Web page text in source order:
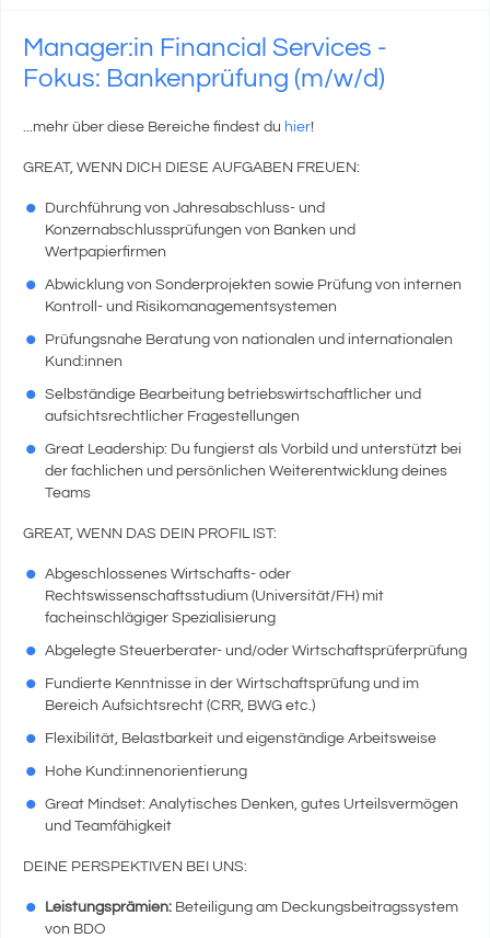
Manager:in Financial Services -
Fokus: Bankenprüfung (m/w/d)
...mehr über diese Bereiche findest du hier!
GREAT, WENN DICH DIESE AUFGABEN FREUEN:
Durchführung von Jahresabschluss- und
Konzernabschlussprüfungen von Banken und
Wertpapierfirmen
Abwicklung von Sonderprojekten sowie Prüfung von internen
Kontroll- und Risikomanagementsystemen
Prüfungsnahe Beratung von nationalen und internationalen
Kund:innen
Selbständige Bearbeitung betriebswirtschaftlicher und
aufsichtsrechtlicher Fragestellungen
Great Leadership: Du fungierst als Vorbild und unterstützt bei
der fachlichen und persönlichen Weiterentwicklung deines
Teams
GREAT, WENN DAS DEIN PROFIL IST:
Abgeschlossenes Wirtschafts- oder
Rechtswissenschaftsstudium (Universität/FH) mit
facheinschlägiger Spezialisierung
Abgelegte Steuerberater- und/oder Wirtschaftsprüferprüfung
Fundierte Kenntnisse in der Wirtschaftsprüfung und im
Bereich Aufsichtsrecht (CRR, BWG etc.)
Flexibilität, Belastbarkeit und eigenständige Arbeitsweise
Hohe Kund:innenorientierung
Great Mindset: Analytisches Denken, gutes Urteilsvermögen
und Teamfähigkeit
DEINE PERSPEKTIVEN BEI UNS:
Leistungsprämien: Beteiligung am Deckungsbeitragssystem
von BDO